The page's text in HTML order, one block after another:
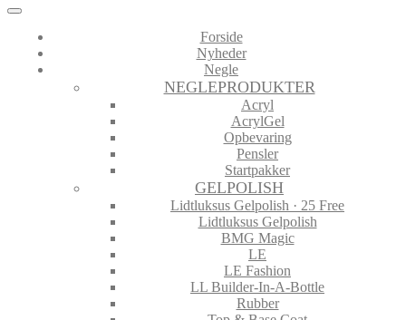
Forside
Nyheder
Negle
NEGLEPRODUKTER
Acryl
AcrylGel
Opbevaring
Pensler
Startpakker
GELPOLISH
Lidtluksus Gelpolish · 25 Free
Lidtluksus Gelpolish
BMG Magic
LE
LE Fashion
LL Builder-In-A-Bottle
Rubber